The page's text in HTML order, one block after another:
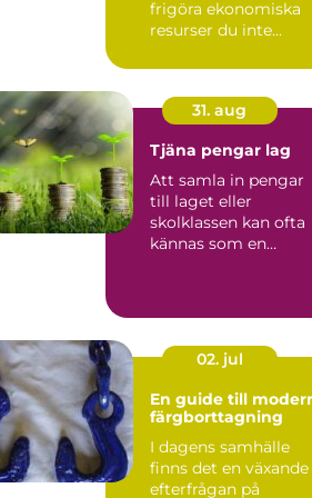
frigöra ekonomiska
resurser du inte...
31. aug
Tjäna pengar lag
Att samla in pengar
till laget eller
skolklassen kan ofta
kännas som en
02. jul
En guide till
färgborttagning
I dagens samhälle
finns det en växande
efterfrågan på